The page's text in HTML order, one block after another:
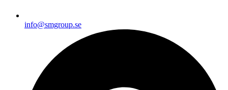
info@smgroup.se